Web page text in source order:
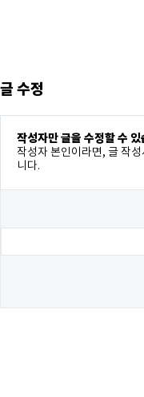
글 수정
작성자만 글을 수정할 수
작성자 본인이라면, 글 작
니다.